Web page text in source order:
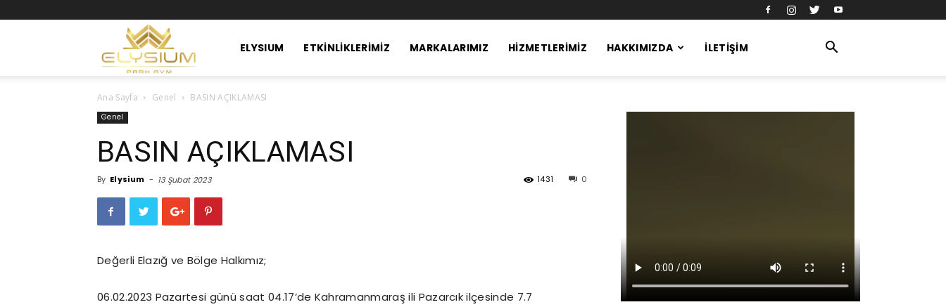
Park
Avm
ELYSIUM ETKINLIKLERIMIZ MARKALARIMIZ HIZMETLERIMIZ HAKKIMIZDA İLETIŞIM
Ana Sayfa Genel BASIN AÇIKLAMASI
Genel
BASIN AÇIKLAMASI
By Elysium - 13 Şubat 2023 0
1431
Değerli Elazığ ve Bölge Halkımız;
06.02.2023 Pazartesi günü saat 04.17’de Kahramanmaraş ili Pazarcık ilçesinde 7.7